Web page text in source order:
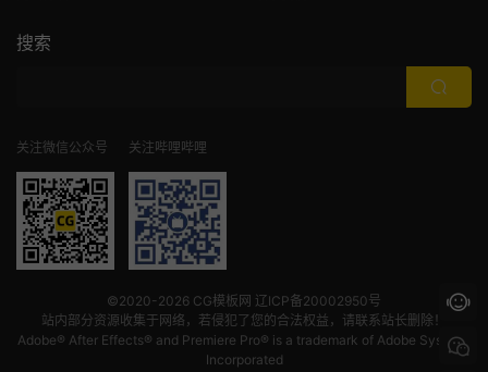
搜索
关注微信公众号 关注哔哩哔哩
©2020-2026 CG模板网 辽ICP备20002950号
站内部分资源收集于网络，若侵犯了您的合法权益，请联系站长删除！
Adobe® After Effects® and Premiere Pro® is a trademark of Adobe Systems
Incorporated